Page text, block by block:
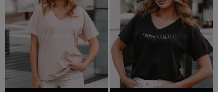
Jesienne Uroczystości
Zimowe Uroczystości
HOT SALE
Produkty Tygodnia
Różowy Październik
Black Friday